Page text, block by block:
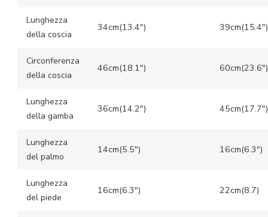
Lunghezza
della coscia
34cm(13.4″) 39cm(15.4″)
Circonferenza
della coscia
46cm(18.1″) 60cm(23.6″)
Lunghezza
della gamba
36cm(14.2″) 45cm(17.7″)
Lunghezza
del palmo
14cm(5.5″) 16cm(6.3″)
Lunghezza
del piede
16cm(6.3″) 22cm(8.7)